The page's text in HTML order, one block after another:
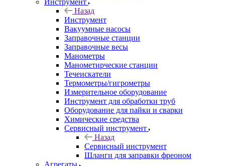
Инструмент
Назад
Инструмент
Вакуумные насосы
Заправочные станции
Заправочные весы
Манометры
Манометирческие станции
Течеискатели
Термометры/гигрометры
Измерительное оборудование
Инструмент для обработки труб
Оборудование для пайки и сварки
Химические средства
Сервисный инструмент
Назад
Сервисный инструмент
Шланги для заправки фреоном
Агрегаты